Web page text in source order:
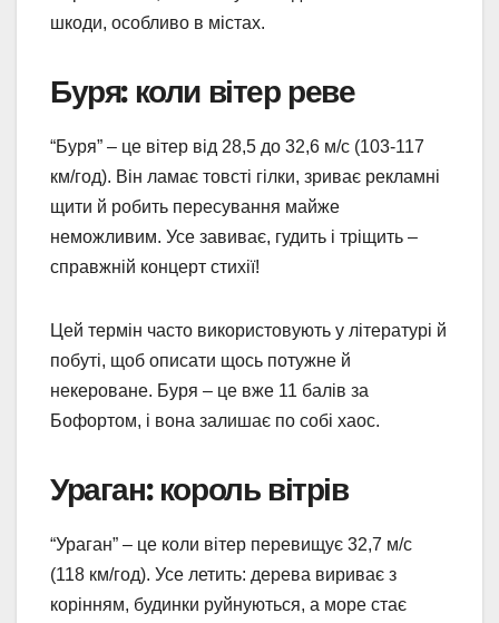
шкоди, особливо в містах.
Буря: коли вітер реве
“Буря” – це вітер від 28,5 до 32,6 м/с (103-117
км/год). Він ламає товсті гілки, зриває рекламні
щити й робить пересування майже
неможливим. Усе завиває, гудить і тріщить –
справжній концерт стихії!
Цей термін часто використовують у літературі й
побуті, щоб описати щось потужне й
некероване. Буря – це вже 11 балів за
Бофортом, і вона залишає по собі хаос.
Ураган: король вітрів
“Ураган” – це коли вітер перевищує 32,7 м/с
(118 км/год). Усе летить: дерева вириває з
корінням, будинки руйнуються, а море стає